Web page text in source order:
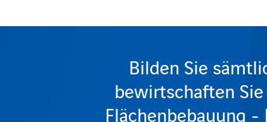
Bilden Sie
bewirtschaften
Flächenbebauung